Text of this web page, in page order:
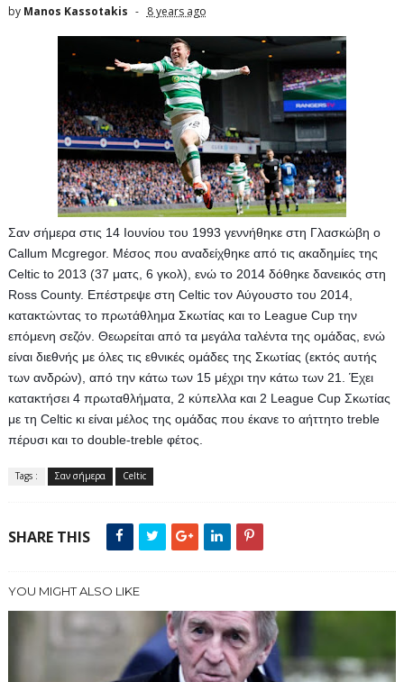
by Manos Kassotakis 8 years ago
Σαν σήμερα στις 14 Ιουνίου του 1993 γεννήθηκε στη Γλασκώβη ο
Callum Mcgregor. Μέσος που αναδείχθηκε από τις ακαδημίες της
Celtic to 2013 (37 ματς, 6 γκολ), ενώ το 2014 δόθηκε δανεικός στη
Ross County. Επέστρεψε στη Celtic τον Aύγουστο του 2014,
κατακτώντας το πρωτάθλημα Σκωτίας και το League Cup την
επόμενη σεζόν. Θεωρείται από τα μεγάλα ταλέντα της ομάδας, ενώ
είναι διεθνής με όλες τις εθνικές ομάδες της Σκωτίας (εκτός αυτής
των ανδρών), από την κάτω των 15 μέχρι την κάτω των 21. Έχει
κατακτήσει 4 πρωταθλήματα, 2 κύπελλα και 2 League Cup Σκωτίας
με τη Celtic κι είναι μέλος της ομάδας που έκανε το αήττητο treble
πέρυσι και το double-treble φέτος.
Tags : Σαν σήμερα Celtic
SHARE THIS
YOU MIGHT ALSO LIKE